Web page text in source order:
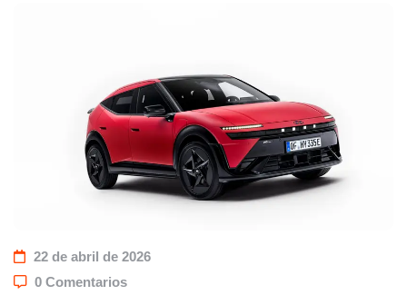
22 de abril de 2026
0 Comentarios